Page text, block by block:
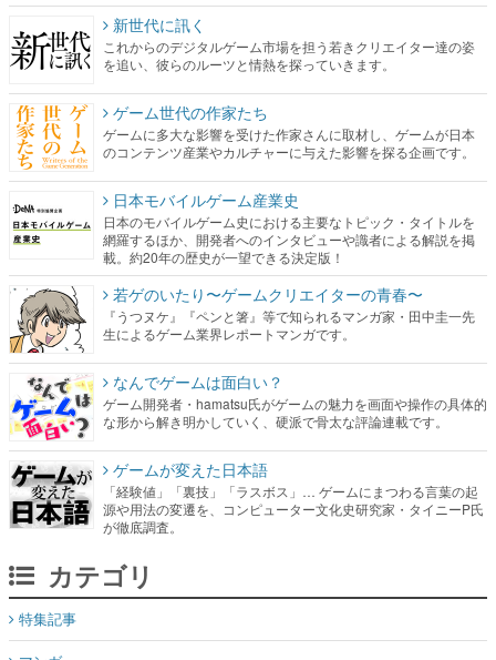
ゲーム世代の作家たち
ゲームに多大な影響を受けた作家さんに取材し、ゲームが日本
のコンテンツ産業やカルチャーに与えた影響を探る企画です。
日本モバイルゲーム産業史
日本のモバイルゲーム史における主要なトピック・タイトルを
網羅するほか、開発者へのインタビューや識者による解説を掲
若ゲのいたり〜ゲームクリエイターの青春〜
『うつヌケ』『ペンと箸』等で知られるマンガ家・田中圭一先
生によるゲーム業界レポートマンガです。
なんでゲームは面白い？
ゲーム開発者・hamatsu氏がゲームの魅力を画面や操作の具体的
な形から解き明かしていく、硬派で骨太な評論連載です。
ゲームが変えた日本語
「経験値」「裏技」「ラスボス」… ゲームにまつわる言葉の起
源や用法の変遷を、コンピューター文化史研究家・タイニーP氏
カテゴリ
マンガ
女性向け